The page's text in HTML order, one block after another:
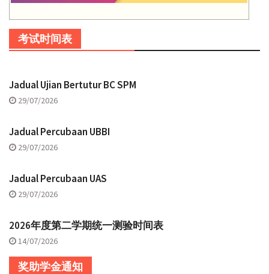
考试时间表
Jadual Ujian Bertutur BC SPM
29/07/2026
Jadual Percubaan UBBI
29/07/2026
Jadual Percubaan UAS
29/07/2026
2026年度第二学期统一测验时间表
14/07/2026
奖助学金通知